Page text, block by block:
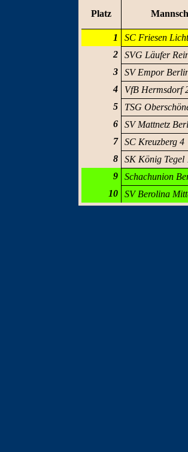
Platz
1
SC Friesen
2
SVG Läufer
3
SV Empor
4
VfB Hermsdorf
5
TSG
6
SV Mattnetz
7
SC Kreuzberg 4
8
SK König Tegel
9
Schachunion
10
SV Berolina